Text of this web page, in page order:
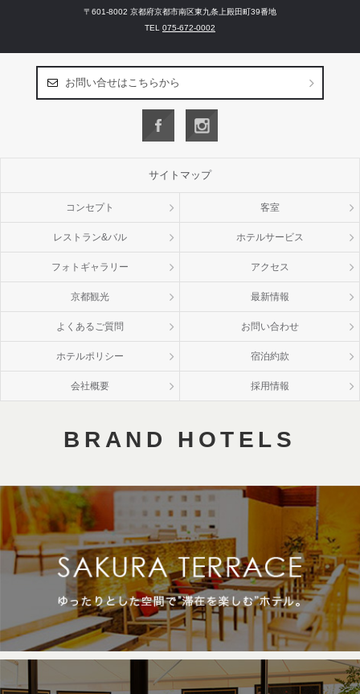
〒601-8002 京都府京都市南区東九条上殿田町39番地
TEL 075-672-0002
お問い合せはこちらから
サイトマップ
コンセプト 客室
レストラン&バル ホテルサービス
フォトギャラリー アクセス
京都観光 最新情報
よくあるご質問 お問い合わせ
ホテルポリシー 宿泊約款
会社概要 採用情報
BRAND HOTELS